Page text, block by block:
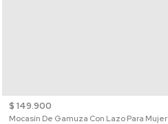
$ 149.900
Mocasín De Gamuza Con Lazo Para Mujer